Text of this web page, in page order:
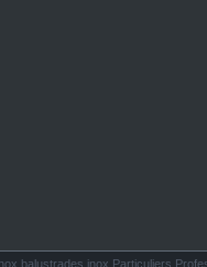
balustrades inox Particuliers